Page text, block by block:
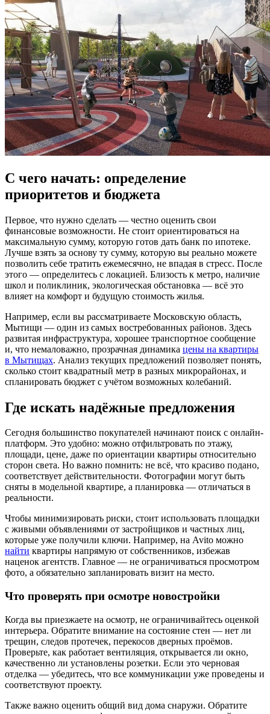
С чего начать: определение
приоритетов и бюджета
Первое, что нужно сделать — честно оценить свои
финансовые возможности. Не стоит ориентироваться на
максимальную сумму, которую готов дать банк по ипотеке.
Лучше взять за основу ту сумму, которую вы реально можете
позволить себе тратить ежемесячно, не впадая в стресс. После
этого — определитесь с локацией. Близость к метро, наличие
школ и поликлиник, экологическая обстановка — всё это
влияет на комфорт и будущую стоимость жилья.
Например, если вы рассматриваете Московскую область,
Мытищи — один из самых востребованных районов. Здесь
развитая инфраструктура, хорошее транспортное сообщение
и, что немаловажно, прозрачная динамика цены на квартиры
в Мытищах. Анализ текущих предложений позволяет понять,
сколько стоит квадратный метр в разных микрорайонах, и
спланировать бюджет с учётом возможных колебаний.
Где искать надёжные предложения
Сегодня большинство покупателей начинают поиск с онлайн-
платформ. Это удобно: можно отфильтровать по этажу,
площади, цене, даже по ориентации квартиры относительно
сторон света. Но важно помнить: не всё, что красиво подано,
соответствует действительности. Фотографии могут быть
сняты в модельной квартире, а планировка — отличаться в
реальности.
Чтобы минимизировать риски, стоит использовать площадки
с живыми объявлениями от застройщиков и частных лиц,
которые уже получили ключи. Например, на Avito можно
найти квартиры напрямую от собственников, избежав
наценок агентств. Главное — не ограничиваться просмотром
фото, а обязательно запланировать визит на место.
Что проверять при осмотре новостройки
Когда вы приезжаете на осмотр, не ограничивайтесь оценкой
интерьера. Обратите внимание на состояние стен — нет ли
трещин, следов протечек, перекосов дверных проёмов.
Проверьте, как работает вентиляция, открывается ли окно,
качественно ли установлены розетки. Если это черновая
отделка — убедитесь, что все коммуникации уже проведены и
соответствуют проекту.
Также важно оценить общий вид дома снаружи. Обратите